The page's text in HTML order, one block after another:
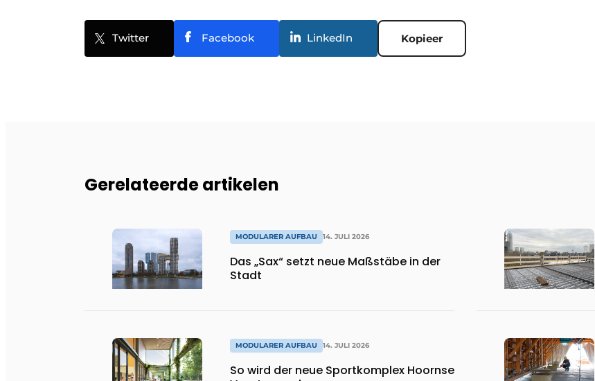
Twitter Facebook LinkedIn Kopieer
Gerelateerde artikelen
MODULARER AUFBAU 14. JULI 2026
Das „Sax“ setzt neue Maßstäbe in der
Stadt
MODULARER AUFBAU 14. JULI 2026
So wird der neue Sportkomplex Hoornse